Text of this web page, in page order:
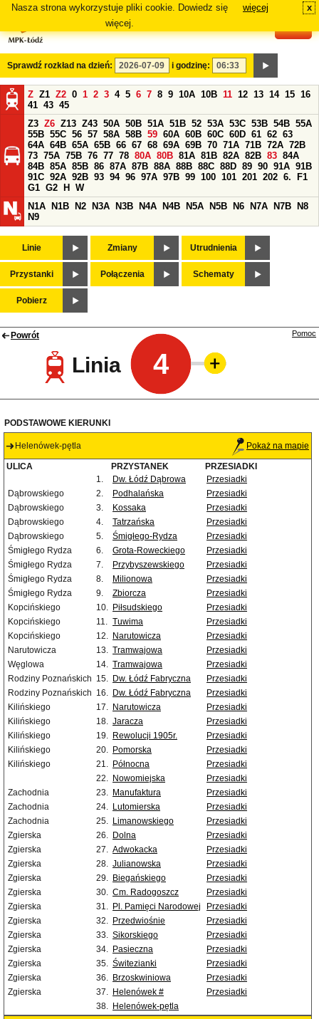
Nasza strona wykorzystuje pliki cookie. Dowiedz się
więcej.
więcej x
Sprawdź rozkład na dzień: i godzinę:
Z Z1 Z2 0 1 2 3 4 5 6 7 8 9 10A 10B 11 12 13 14 15 16
41 43 45
Z3 Z6 Z13 Z43 50A 50B 51A 51B 52 53A 53C 53B 54B 55A
55B 55C 56 57 58A 58B 59 60A 60B 60C 60D 61 62 63
64A 64B 65A 65B 66 67 68 69A 69B 70 71A 71B 72A 72B
73 75A 75B 76 77 78 80A 80B 81A 81B 82A 82B 83 84A
84B 85A 85B 86 87A 87B 88A 88B 88C 88D 89 90 91A 91B
91C 92A 92B 93 94 96 97A 97B 99 100 101 201 202 6.
F1
G1 G2 H
W
N1A
N1B N2 N3A N3B N4A N4B N5A N5B N6 N7A N7B
N8
N9
Linie Zmiany Utrudnienia
Przystanki Połączenia Schematy
Pobierz
Powrót
Linia 4
Pomoc
PODSTAWOWE KIERUNKI
Helenówek-pętla Pokaż na mapie
ULICA PRZYSTANEK
PRZESIADKI
1.
Dw. Łódź Dąbrowa
Przesiadki
Dąbrowskiego
2. Podhalańska
Przesiadki
Dąbrowskiego
3. Kossaka
Przesiadki
Dąbrowskiego
4. Tatrzańska
Przesiadki
Dąbrowskiego
5. Śmigłego-Rydza
Przesiadki
Śmigłego Rydza
6. Grota-Roweckiego
Przesiadki
Śmigłego Rydza
7. Przybyszewskiego
Przesiadki
Śmigłego Rydza
8. Milionowa
Przesiadki
Śmigłego Rydza
9. Zbiorcza
Przesiadki
Kopcińskiego
10. Piłsudskiego
Przesiadki
Kopcińskiego
11. Tuwima
Przesiadki
Kopcińskiego
12. Narutowicza
Przesiadki
Narutowicza
13. Tramwajowa
Przesiadki
Węglowa
14. Tramwajowa
Przesiadki
Rodziny Poznańskich 15. Dw. Łódź Fabryczna
Przesiadki
Rodziny Poznańskich 16. Dw. Łódź Fabryczna
Przesiadki
Kilińskiego
17. Narutowicza
Przesiadki
Kilińskiego
18. Jaracza
Przesiadki
Kilińskiego
19. Rewolucji 1905r.
Przesiadki
Kilińskiego
20. Pomorska
Przesiadki
Kilińskiego
21. Północna
Przesiadki
22. Nowomiejska
Przesiadki
Zachodnia
23. Manufaktura
Przesiadki
Zachodnia
24. Lutomierska
Przesiadki
Zachodnia
25. Limanowskiego
Przesiadki
Zgierska
26. Dolna
Przesiadki
Zgierska
27. Adwokacka
Przesiadki
Zgierska
28. Julianowska
Przesiadki
Zgierska
29. Biegańskiego
Przesiadki
Zgierska
30. Cm. Radogoszcz
Przesiadki
Zgierska
31. Pl. Pamięci Narodowej
Przesiadki
Zgierska
32. Przedwiośnie
Przesiadki
Zgierska
33. Sikorskiego
Przesiadki
Zgierska
34. Pasieczna
Przesiadki
Zgierska
35. Świtezianki
Przesiadki
Zgierska
36. Brzoskwiniowa
Przesiadki
Zgierska
37. Helenówek #
Przesiadki
38. Helenówek-pętla